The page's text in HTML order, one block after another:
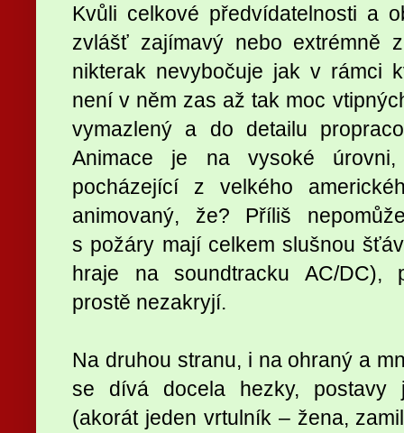
Kvůli celkové předvídatelnosti a
zvlášť zajímavý nebo extrémně
nikterak nevybočuje jak v rámci
není v něm zas až tak moc
vymazlený a do detailu
Animace je na vysoké
pocházející z velkého
animovaný, že? Příliš
s požáry mají celkem slušnou
hraje na soundtracku AC/DC),
prostě nezakryjí.
Na druhou stranu, i na ohraný a
se dívá docela hezky, postavy
(akorát jeden vrtulník – žena,